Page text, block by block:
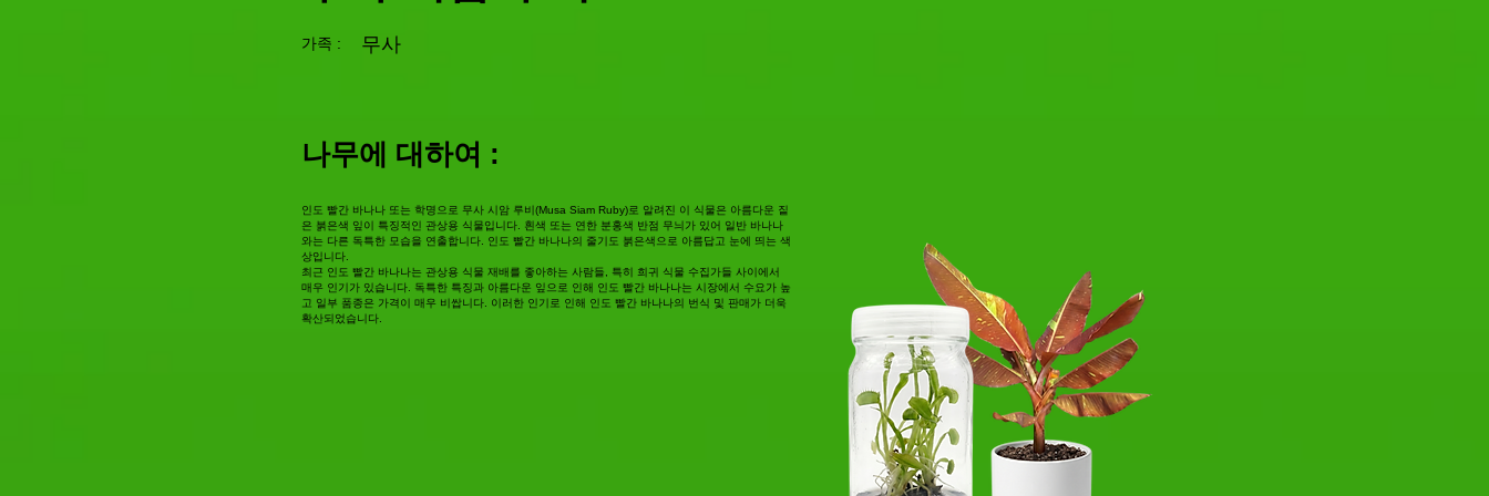
가족 : 무사
나무에 대하여 :
인도 빨간 바나나 또는 학명으로 무사 시암 루비(Musa Siam Ruby)로 알려진 이 식물은 아름다운 짙
은 붉은색 잎이 특징적인 관상용 식물입니다. 흰색 또는 연한 분홍색 반점 무늬가 있어 일반 바나나
와는 다른 독특한 모습을 연출합니다. 인도 빨간 바나나의 줄기도 붉은색으로 아름답고 눈에 띄는 색
상입니다.
최근 인도 빨간 바나나는 관상용 식물 재배를 좋아하는 사람들, 특히 희귀 식물 수집가들 사이에서
매우 인기가 있습니다. 독특한 특징과 아름다운 잎으로 인해 인도 빨간 바나나는 시장에서 수요가 높
고 일부 품종은 가격이 매우 비쌉니다. 이러한 인기로 인해 인도 빨간 바나나의 번식 및 판매가 더욱
확산되었습니다.